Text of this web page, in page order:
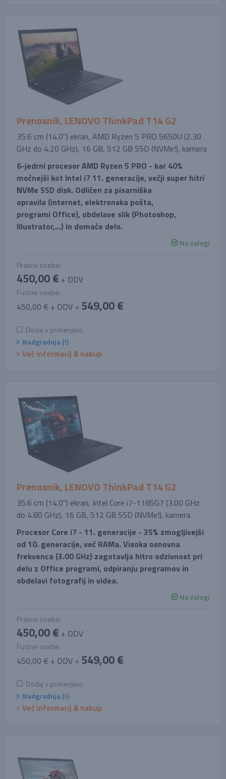
Prenosnik, LENOVO ThinkPad T14 G2
35.6 cm (14.0'') ekran, AMD Ryzen 5 PRO 5650U (2.30
GHz do 4.20 GHz), 16 GB, 512 GB SSD (NVMe!), kamera
6-jedrni procesor AMD Ryzen 5 PRO - kar 40%
močnejši kot Intel i7 11. generacije, večji super hitri
NVMe SSD disk. Odličen za pisarniška
opravila (internet, elektronska pošta,
programi Office), obdelave slik (Photoshop,
Illustrator,...) in domače delo.
Na zalogi
Pravne osebe:
450,00 € + DDV
Fizične osebe:
450,00 € + DDV = 549,00 €
Dodaj v primerjavo
Nadgradnja (!)
Več informacij & nakup
Prenosnik, LENOVO ThinkPad T14 G2
35.6 cm (14.0'') ekran, Intel Core i7-1185G7 (3.00 GHz
do 4.80 GHz), 16 GB, 512 GB SSD (NVMe!), kamera
Procesor Core i7 - 11. generacije - 35% zmogljivejši
od 10. generacije, več RAMa. Visoka osnovna
frekvenca (3.00 GHz) zagotavlja hitro odzivnost pri
delu z Office programi, odpiranju programov in
obdelavi fotografij in videa.
Na zalogi
Pravne osebe:
450,00 € + DDV
Fizične osebe:
450,00 € + DDV = 549,00 €
Dodaj v primerjavo
Nadgradnja (!)
Več informacij & nakup